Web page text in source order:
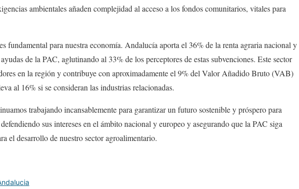
ambientales añaden complejidad al acceso a los fondos comunitarios, vitales para
fundamental para nuestra economía. Andalucía aporta el 36% de la renta agraria nacional y
de la PAC, aglutinando al 33% de los perceptores de estas subvenciones. Este sector
en la región y contribuye con aproximadamente el 9% del Valor Añadido Bruto (VAB)
al 16% si se consideran las industrias relacionadas.
trabajando incansablemente para garantizar un futuro sostenible y próspero para
sus intereses en el ámbito nacional y europeo y asegurando que la PAC siga
el desarrollo de nuestro sector agroalimentario.